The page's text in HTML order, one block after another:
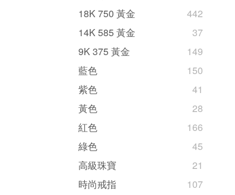
18K 750 黃金
442
14K 585 黃金
37
9K 375 黃金
149
藍色
150
紫色
41
黃色
28
紅色
166
綠色
45
高級珠寶
21
時尚戒指
107